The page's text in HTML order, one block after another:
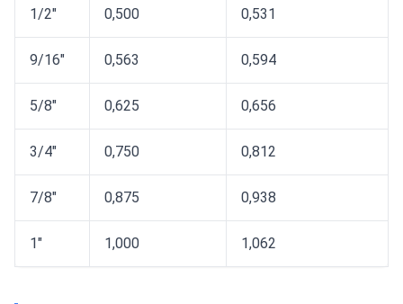
1/2" 0,500 0,531
9/16" 0,563 0,594
5/8" 0,625 0,656
3/4" 0,750 0,812
7/8" 0,875 0,938
1" 1,000 1,062